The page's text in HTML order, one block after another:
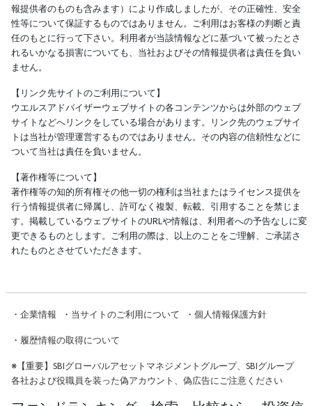
報提供者のものも含みます）により作成しましたが、その正確性、安全
性等について保証するものではありません。ご利用はお客様の判断と責
任のもとに行って下さい。利用者が当該情報などに基づいて被ったとさ
れるいかなる損害についても、当社およびその情報提供者は責任を負い
ません。
【リンク先サイトのご利用について】
ウエルスアドバイザーウェブサイトの各コンテンツからは外部のウェブ
サイトなどへリンクをしている場合があります。リンク先のウェブサイ
トは当社が管理運営するものではありません。その内容の信頼性などに
ついて当社は責任を負いません。
【著作権等について】
著作権等の知的所有権その他一切の権利は当社またはライセンス提供を
行う情報提供者に帰属し、許可なく複製、転載、引用することを禁じま
す。掲載しているウェブサイトのURLや情報は、利用者への予告なしに変
更できるものとします。ご利用の際は、以上のことをご理解、ご承諾さ
れたものとさせていただきます。
・ 企業情報 ・ 当サイトのご利用について ・ 個人情報保護方針
・ 履歴情報の取得について
※【重要】SBIグローバルアセットマネジメントグループ、SBIグループ
各社および役職員を装った偽アカウント、偽広告にご注意ください